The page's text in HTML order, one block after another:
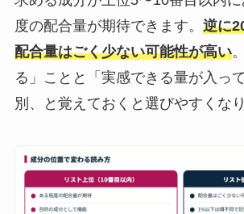
度の配合量が期待できます。 逆に
配合量はごく少ない可能性が高い
る」ことと「実感できる量が入っ
別、と覚えておくと選びやすくなり